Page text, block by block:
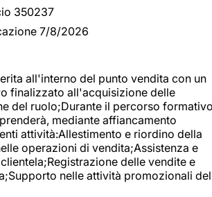
350237
7/8/2026
all'interno del punto vendita con un
finalizzato all'acquisizione delle
del ruolo;Durante il percorso
mediante affiancamento
attività:Allestimento e riordino della
operazioni di vendita;Assistenza e
delle vendite e
nelle attività promozionali del